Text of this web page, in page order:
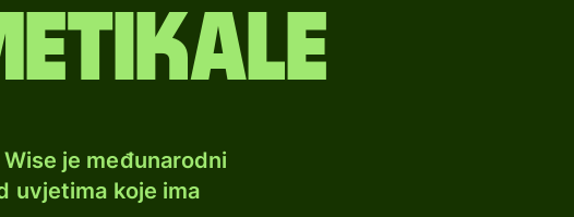
je međunarodni
uvjetima koje ima